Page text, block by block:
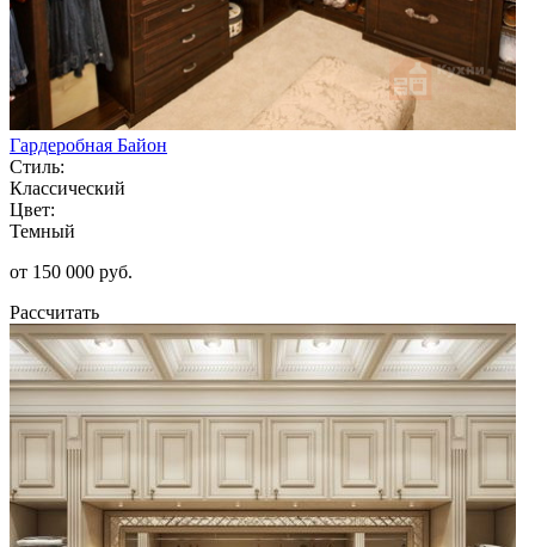
Гардеробная Байон
Стиль:
Классический
Цвет:
Темный
от 150 000 руб.
Рассчитать